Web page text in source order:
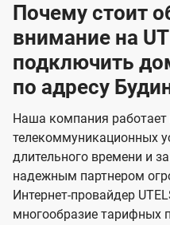
Почему стоит
внимание на
подключить
по адресу
Наша компания
телекоммуникационных
длительного времени и
надежным партнером
Интернет-провайдер
многообразие тарифных